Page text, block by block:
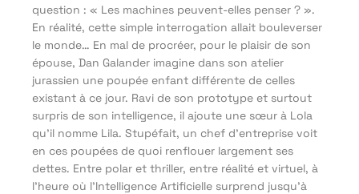
question : « Les machines peuvent-elles penser ? ».
En réalité, cette simple interrogation allait bouleverser
le monde… En mal de procréer, pour le plaisir de son
épouse, Dan Galander imagine dans son atelier
jurassien une poupée enfant différente de celles
existant à ce jour. Ravi de son prototype et surtout
surpris de son intelligence, il ajoute une sœur à Lola
qu’il nomme Lila. Stupéfait, un chef d’entreprise voit
en ces poupées de quoi renflouer largement ses
dettes. Entre polar et thriller, entre réalité et virtuel, à
l’heure où l’Intelligence Artificielle surprend jusqu’à